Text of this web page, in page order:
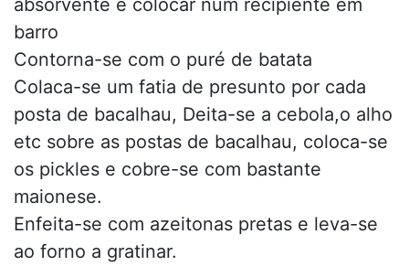
absorvente e colocar num recipiente em
barro
Contorna-se com o puré de batata
Colaca-se um fatia de presunto por cada
posta de bacalhau, Deita-se a cebola,o alho
etc sobre as postas de bacalhau, coloca-se
os pickles e cobre-se com bastante
maionese.
Enfeita-se com azeitonas pretas e leva-se
ao forno a gratinar.